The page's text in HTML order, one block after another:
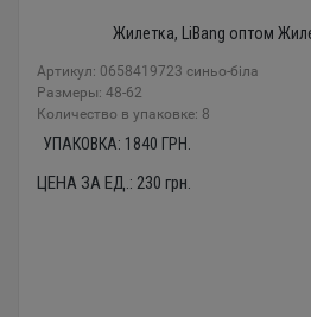
Жилетка, LiBang оптом
Артикул: 0658419723 синьо-біла
Размеры: 48-62
Количество в упаковке: 8
УПАКОВКА: 1840 ГРН.
ЦЕНА ЗА ЕД.: 230 грн.